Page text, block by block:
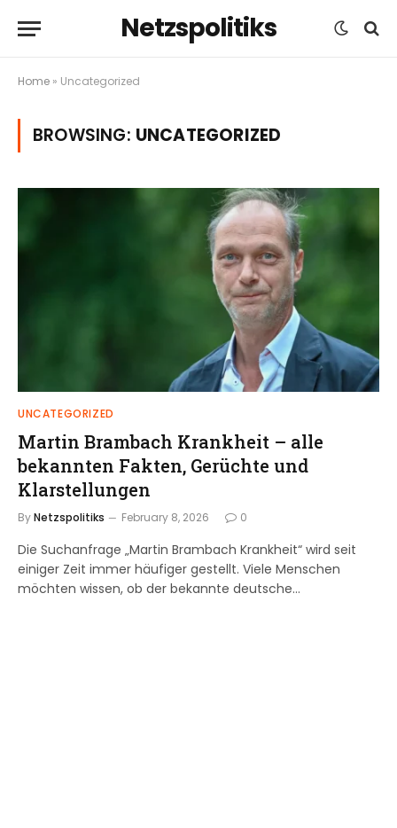
Netzspolitiks
Home » Uncategorized
BROWSING: UNCATEGORIZED
UNCATEGORIZED
Martin Brambach Krankheit – alle
bekannten Fakten, Gerüchte und
Klarstellungen
ByNetzspolitiks February 8, 2026 0
Die Suchanfrage „Martin Brambach Krankheit“ wird seit
einiger Zeit immer häufiger gestellt. Viele Menschen
möchten wissen, ob der bekannte deutsche…